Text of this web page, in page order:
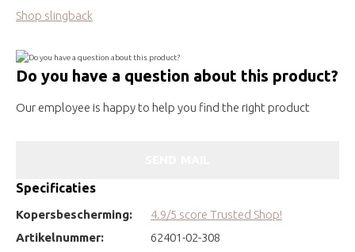
Shop slingback
Do you have a question about this product?
Our employee is happy to help you find the right product
Specificaties
Kopersbescherming:
4.9/5 score Trusted Shop!
Artikelnummer:
62401-02-308